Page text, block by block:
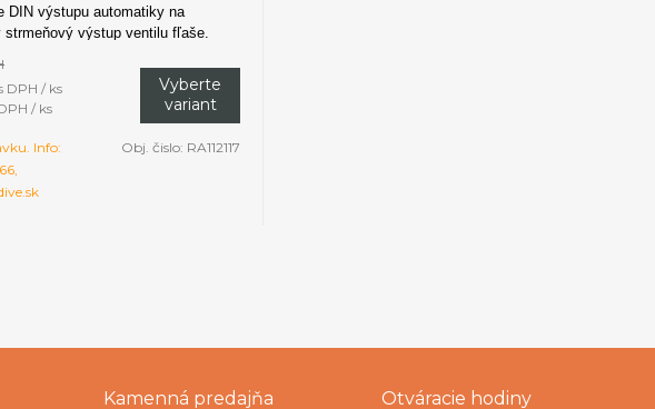
DIN výstupu automatiky na
strmeňový výstup ventilu fľaše.
DPH / ks
/ ks
Vyberte
variant
Info:
Obj. čislo: RA112117
Kamenná predajňa
Otváracie hodiny